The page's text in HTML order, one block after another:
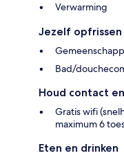
Verwarming
Jezelf opfrissen
Bad/
Houd contact
Gratis wifi
maximum 6
Eten en drinken